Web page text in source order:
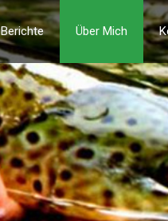
Berichte Über Mich